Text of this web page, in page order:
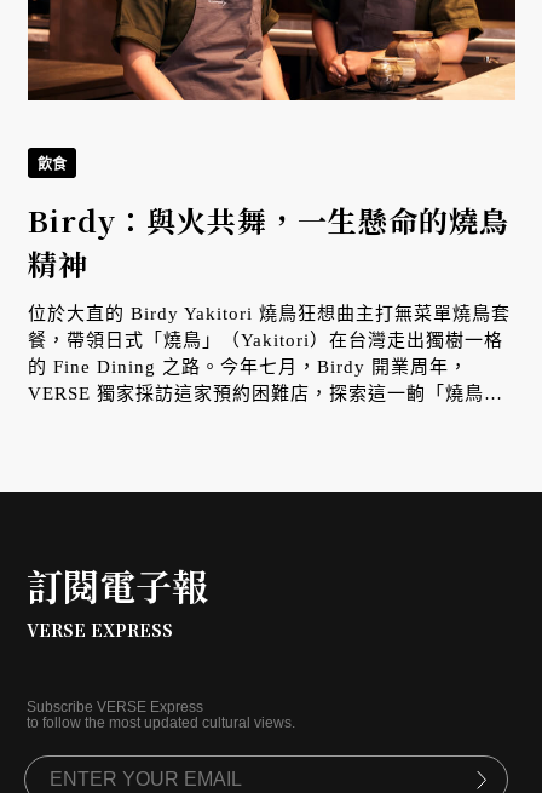
飲食
Birdy：與火共舞，一生懸命的燒鳥
精神
位於大直的 Birdy Yakitori 燒鳥狂想曲主打無菜單燒鳥套
餐，帶領日式「燒鳥」（Yakitori）在台灣走出獨樹一格
的 Fine Dining 之路。今年七月，Birdy 開業周年，
VERSE 獨家採訪這家預約困難店，探索這一齣「燒鳥狂
訂閱電子報
VERSE EXPRESS
Subscribe VERSE Express
to follow the most updated cultural views.